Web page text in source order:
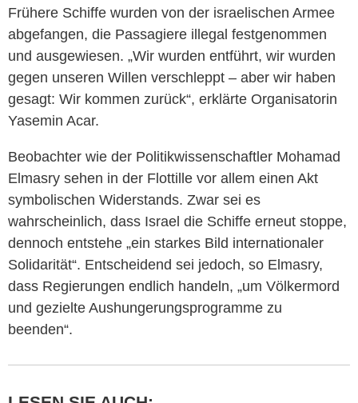
Frühere Schiffe wurden von der israelischen Armee
abgefangen, die Passagiere illegal festgenommen
und ausgewiesen. „Wir wurden entführt, wir wurden
gegen unseren Willen verschleppt – aber wir haben
gesagt: Wir kommen zurück“, erklärte Organisatorin
Yasemin Acar.
Beobachter wie der Politikwissenschaftler Mohamad
Elmasry sehen in der Flottille vor allem einen Akt
symbolischen Widerstands. Zwar sei es
wahrscheinlich, dass Israel die Schiffe erneut stoppe,
dennoch entstehe „ein starkes Bild internationaler
Solidarität“. Entscheidend sei jedoch, so Elmasry,
dass Regierungen endlich handeln, „um Völkermord
und gezielte Aushungerungsprogramme zu
beenden“.